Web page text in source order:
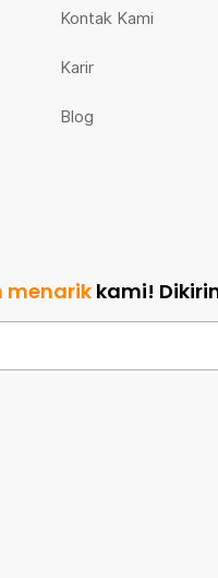
Kontak Kami
Karir
Blog
menarik kami!